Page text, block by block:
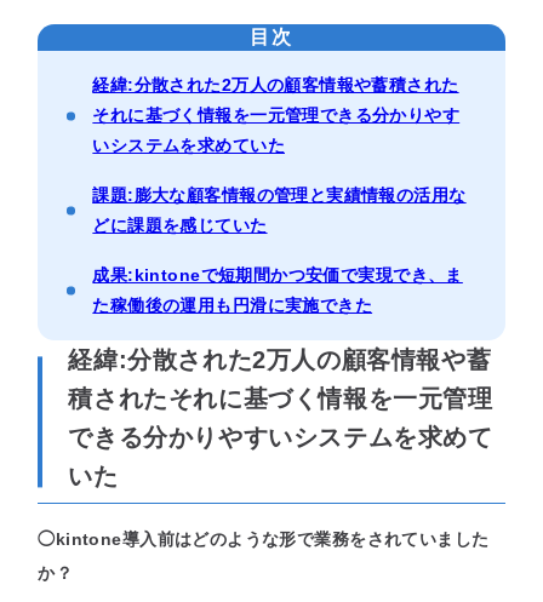
目次
経緯:分散された2万人の顧客情報や蓄積された
それに基づく情報を一元管理できる分かりやす
いシステムを求めていた
課題:膨大な顧客情報の管理と実績情報の活用な
どに課題を感じていた
成果:kintoneで短期間かつ安価で実現でき、ま
た稼働後の運用も円滑に実施できた
経緯:分散された2万人の顧客情報や蓄
積されたそれに基づく情報を一元管理
できる分かりやすいシステムを求めて
いた
◯kintone導入前はどのような形で業務をされていました
か？